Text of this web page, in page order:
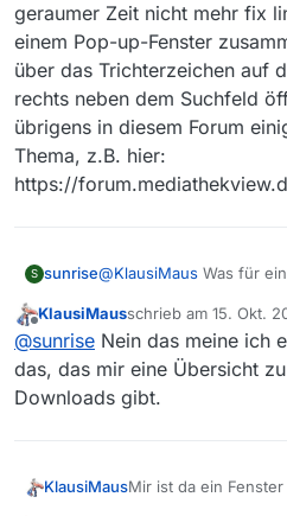
geraumer Zeit nicht mehr fix
einem Pop-up-Fenster
über das Trichterzeichen auf
rechts neben dem Suchfeld
übrigens in diesem Forum
Thema, z.B. hier:
https://
S sunrise@KlausiMaus Was für
du die
seit geraumer Zeit nicht
sondern in einem Pop-
sind, dass sich über das
Zeile von oben rechts
https://
Offline
KlausiMausschrieb am 15. Okt.
zuletzt editiert von
@sunrise Nein das meine ich
das, das mir eine Übersicht
Downloads gibt.
KlausiMausMir ist da ein